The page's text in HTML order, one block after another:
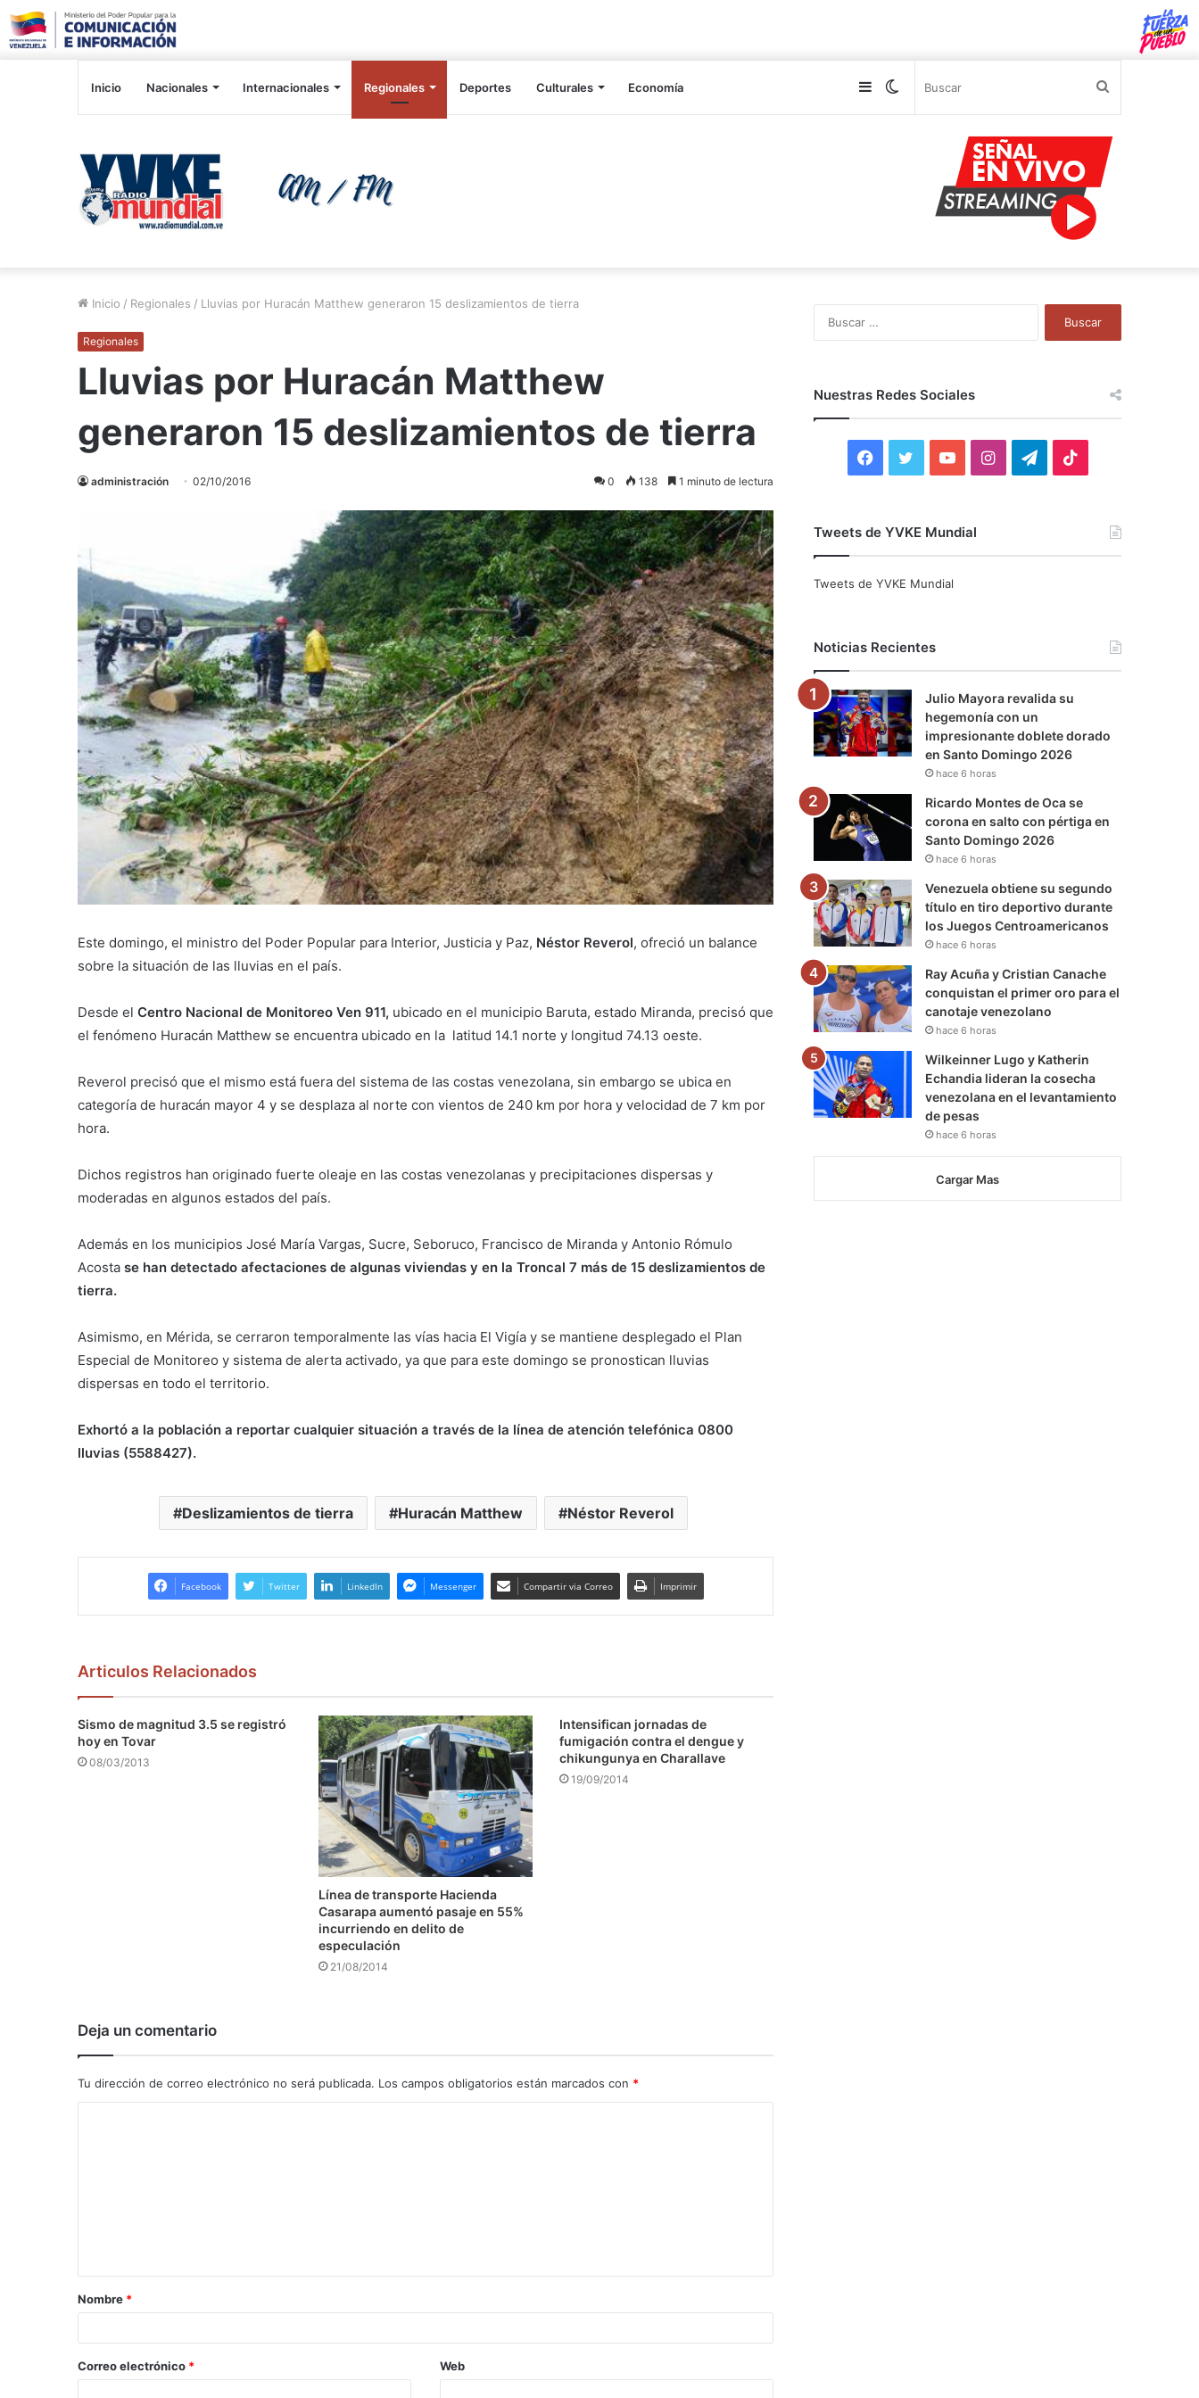
Inicio Nacionales Internacionales Regionales Deportes Culturales Economía Switch
Sidebar
Inicio / Regionales / Lluvias por Huracán Matthew generaron 15 deslizamientos de tierra
Regionales
Lluvias por Huracán Matthew
generaron 15 deslizamientos de tierra
administración 02/10/2016 0 138 1 minuto de lectura
Este domingo, el ministro del Poder Popular para Interior, Justicia y Paz, Néstor Reverol, ofreció un balance
sobre la situación de las lluvias en el país.
Desde el Centro Nacional de Monitoreo Ven 911, ubicado en el municipio Baruta, estado Miranda, precisó que
el fenómeno Huracán Matthew se encuentra ubicado en la latitud 14.1 norte y longitud 74.13 oeste.
Reverol precisó que el mismo está fuera del sistema de las costas venezolana, sin embargo se ubica en
categoría de huracán mayor 4 y se desplaza al norte con vientos de 240 km por hora y velocidad de 7 km por
hora.
Dichos registros han originado fuerte oleaje en las costas venezolanas y precipitaciones dispersas y
moderadas en algunos estados del país.
Además en los municipios José María Vargas, Sucre, Seboruco, Francisco de Miranda y Antonio Rómulo
Acosta se han detectado afectaciones de algunas viviendas y en la Troncal 7 más de 15 deslizamientos de
tierra.
Asimismo, en Mérida, se cerraron temporalmente las vías hacia El Vigía y se mantiene desplegado el Plan
Especial de Monitoreo y sistema de alerta activado, ya que para este domingo se pronostican lluvias
dispersas en todo el territorio.
Exhortó a la población a reportar cualquier situación a través de la línea de atención telefónica 0800
lluvias (5588427).
Deslizamientos de tierra Huracán Matthew Néstor Reverol
Facebook Twitter LinkedIn Messenger Compartir via Correo Imprimir
Articulos Relacionados
Sismo de magnitud 3.5 se registró
hoy en Tovar
08/03/2013
Línea de transporte Hacienda
Casarapa aumentó pasaje en 55%
incurriendo en delito de
especulación
21/08/2014
Intensifican jornadas de
fumigación contra el dengue y
chikungunya en Charallave
19/09/2014
Deja un comentario
Tu dirección de correo electrónico no será publicada. Los campos obligatorios están marcados con *
a
r
*
Nombre *
Correo electrónico * Web
Nuestras Redes Sociales
F
c
o
k
i
r
Y
u
e
I
r
a
m
T
a
m
Tweets de YVKE Mundial
Tweets de YVKE Mundial
Noticias Recientes
Julio Mayora revalida su
hegemonía con un
impresionante doblete dorado
en Santo Domingo 2026
hace 6 horas
Ricardo Montes de Oca se
corona en salto con pértiga en
Santo Domingo 2026
hace 6 horas
Venezuela obtiene su segundo
título en tiro deportivo durante
los Juegos Centroamericanos
hace 6 horas
Ray Acuña y Cristian Canache
conquistan el primer oro para el
canotaje venezolano
hace 6 horas
Wilkeinner Lugo y Katherin
Echandia lideran la cosecha
venezolana en el levantamiento
de pesas
hace 6 horas
Cargar Mas